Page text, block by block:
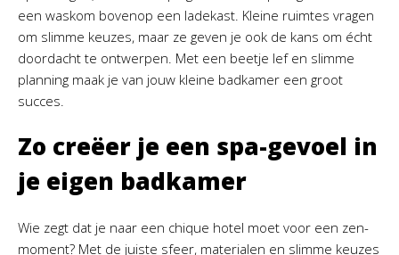
een waskom bovenop een ladekast. Kleine ruimtes vragen
om slimme keuzes, maar ze geven je ook de kans om écht
doordacht te ontwerpen. Met een beetje lef en slimme
planning maak je van jouw kleine badkamer een groot
succes.
Zo creëer je een spa-gevoel in
je eigen badkamer
Wie zegt dat je naar een chique hotel moet voor een zen-
moment? Met de juiste sfeer, materialen en slimme keuzes